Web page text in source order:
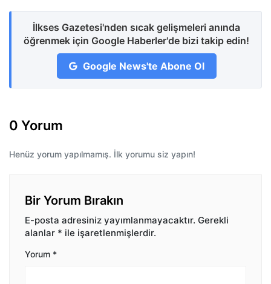
İlkses Gazetesi'nden sıcak gelişmeleri anında
öğrenmek için Google Haberler'de bizi takip edin!
Google News'te Abone Ol
0 Yorum
Henüz yorum yapılmamış. İlk yorumu siz yapın!
Bir Yorum Bırakın
E-posta adresiniz yayımlanmayacaktır. Gerekli
alanlar * ile işaretlenmişlerdir.
Yorum *